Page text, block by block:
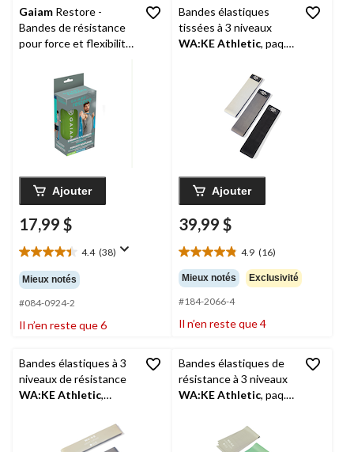
Gaiam Restore -
Bandes de résistance
pour force et flexibilité,
Ajouter
17,99 $
4.4 (38)
4.4
étoile(s)
sur
5.
38
évaluations
Mieux notés
#084-0924-2
Il n’en reste que 6
Bandes élastiques
tissées à 3 niveaux
WA:KE Athletic, paq.
Ajouter
39,99 $
4.9 (16)
4.9
étoile(s)
sur
5.
16
Mieux notés Exclusivité
#184-2066-4
Il n’en reste que 4
Bandes élastiques à 3
niveaux de résistance
WA:KE Athletic,
Bandes élastiques de
résistance à 3 niveaux
WA:KE Athletic, paq.